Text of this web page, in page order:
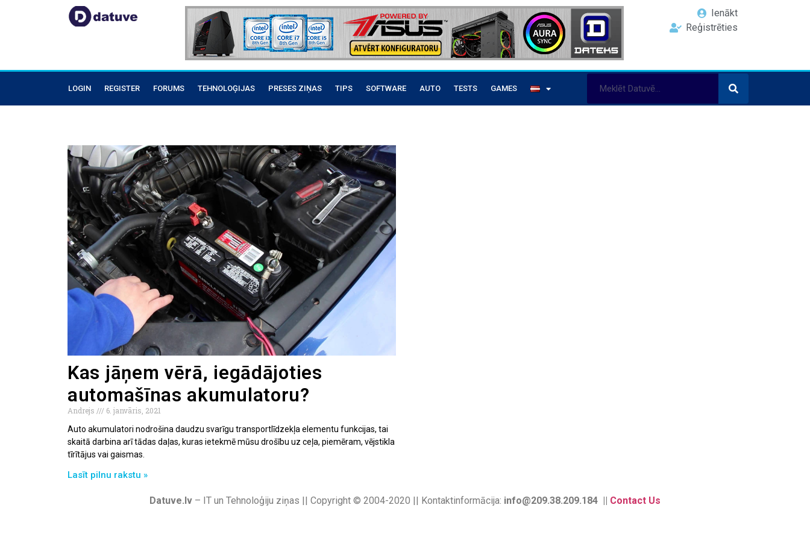
Ienākt
Reģistrēties
LOGIN REGISTER FORUMS TEHNOLOĢIJAS PRESES ZIŅAS TIPS SOFTWARE AUTO TESTS GAMES
Kas jāņem vērā, iegādājoties
automašīnas akumulatoru?
Andrejs
6. janvāris, 2021
Auto akumulatori nodrošina daudzu svarīgu transportlīdzekļa elementu funkcijas, tai
skaitā darbina arī tādas daļas, kuras ietekmē mūsu drošību uz ceļa, piemēram, vējstikla
tīrītājus vai gaismas.
Lasīt pilnu rakstu »
Datuve.lv – IT un Tehnoloģiju ziņas || Copyright © 2004-2020 || Kontaktinformācija: info@209.38.209.184 || Contact Us